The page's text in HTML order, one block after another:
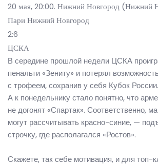
20 мая, 20:00. Нижний Новгород (Нижний
Пари Нижний Новгород
2:6
ЦСКА
В середине прошлой недели ЦСКА
пенальти «Зениту» и потерял
с трофеем, сохранив у себя Кубок России.
А к понедельнику стало понятно, что
не догонят «Спартак». Соответственно,
могут рассчитывать красно-синие, —
строчку, где располагался «Ростов».
Скажете, так себе мотивация, и для топ-